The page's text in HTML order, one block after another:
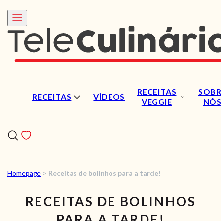
RECEITAS VÍDEOS
RECEITAS
VEGGIE
NÓS
RECEITAS
VÍDEOS
Homepage > Receitas de bolinhos para a tarde!
RECEITAS DE BOLINHOS